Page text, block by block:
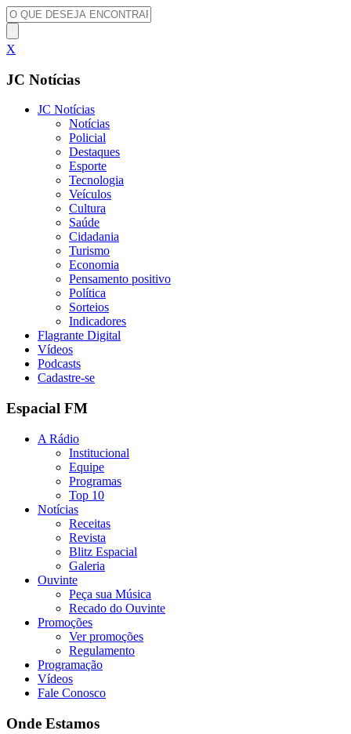
X
JC Notícias
JC Notícias
Notícias
Policial
Destaques
Esporte
Tecnologia
Veículos
Cultura
Saúde
Cidadania
Turismo
Economia
Pensamento positivo
Política
Sorteios
Indicadores
Flagrante Digital
Vídeos
Podcasts
Cadastre-se
Espacial FM
A Rádio
Institucional
Equipe
Programas
Top 10
Notícias
Receitas
Revista
Blitz Espacial
Galeria
Ouvinte
Peça sua Música
Recado do Ouvinte
Promoções
Ver promoções
Regulamento
Programação
Vídeos
Fale Conosco
Onde Estamos